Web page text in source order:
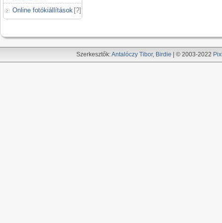
Online fotókiállítások [?]
Szerkesztők:Antalóczy Tibor, Birdie | © 2003-2022